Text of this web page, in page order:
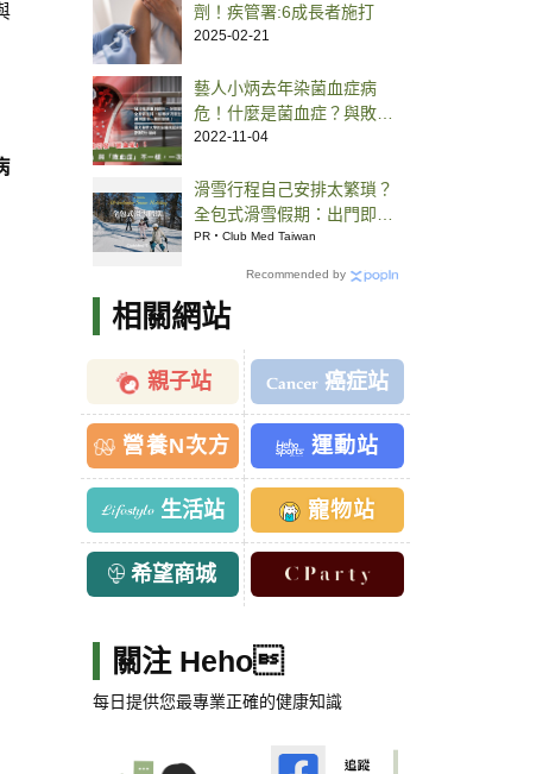
劑！疾管署:6成長者施打
2025-02-21
藝人小炳去年染菌血症病
危！什麼是菌血症？與敗血
症差別一次懂
2022-11-04
滑雪行程自己安排太繁瑣？
全包式滑雪假期：出門即雪
場，一價全包不怕預算爆
PR・Club Med Taiwan
Recommended by
相關網站
親子站 癌症站
營養N次方 運動站
生活站 寵物站
希望商城
關注 Heho
每日提供您最專業正確的健康知識